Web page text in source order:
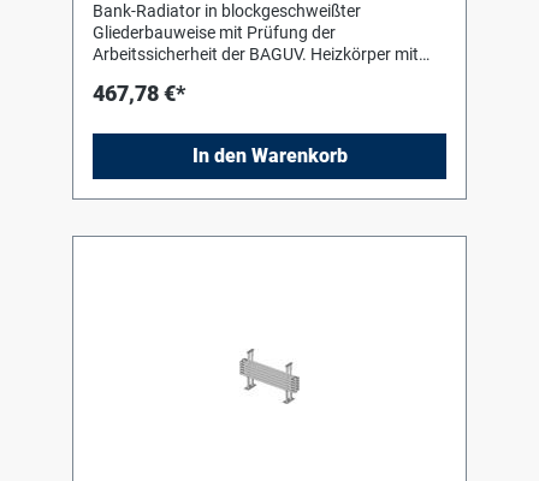
Bank-Radiator in blockgeschweißter
Gliederbauweise mit Prüfung der
Arbeitssicherheit der BAGUV. Heizkörper mit
DIN 55 900-2. Für liegenden Einbau mit Hilfe
Anschluss- und Blindstopfen sind werkseitig
eingedichtet, in Schrumpffolie verpackt und
soweit erforderlich mit Kantenschutz versehen.
467,78 €*
In den Warenkorb